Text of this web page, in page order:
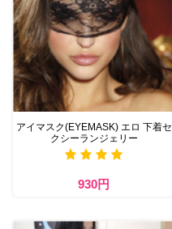
アイマスク(EYEMASK) エロ 下着セ
クシーランジェリー
930円